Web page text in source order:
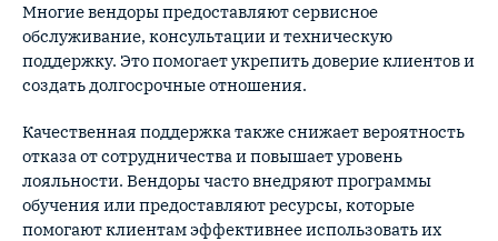
Многие вендоры предоставляют сервисное
обслуживание, консультации и техническую
поддержку. Это помогает укрепить доверие клиентов и
создать долгосрочные отношения.
Качественная поддержка также снижает вероятность
отказа от сотрудничества и повышает уровень
лояльности. Вендоры часто внедряют программы
обучения или предоставляют ресурсы, которые
помогают клиентам эффективнее использовать их